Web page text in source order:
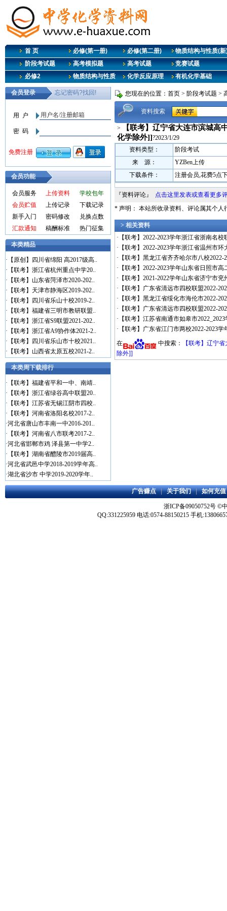
首 页 必修(第一册) 必修(第二册)
物质结构与性质(新
阶段考试题
高考模拟题 高考试题
竞赛试题
必修2
物质结构与性质 化学反应原理 有机化学基础
会员功能
会员服务 上传资料
学校包年
会员贮值
上传记录
下载记录
新手入门
密码修改
兑换点数
汇款通知
稿酬标准 热门征集
本类精品
· 【原创】四川省绵阳 高2017级高..
· 【联考】浙江省杭州重点中学20..
· 【联考】山东省菏泽市2020-202..
· 【联考】天津市静海区2019-202..
· 【联考】四川省乐山十校2019-2..
· 【联考】福建省三明市教研联盟..
· 【联考】浙江省S9联盟2021-202..
· 【联考】浙江省A9协作体2021-2..
· 【联考】四川省乐山市十校2021..
· 【联考】山西省太原五校2021-2..
本类周下载排行
· 【联考】福建省平和一中、南靖..
· 【联考】浙江省绿谷高中联盟20..
· 【联考】江苏省无锡江阴市四校..
· 【联考】河南省洛阳名校2017-2..
·河北省唐山市丰南一中2016-201..
· 【联考】河南省八市联考2017-2..
·河北省邯郸市鸡 泽县第一中学2..
· 【联考】湖南省醴陵市2019届高..
·河北省武邑中学2018-2019学年高..
·湖北省沙市 中学2019-2020学年..
您现在的位置： 首页 > 阶段考试题 >
资料搜索
>
【联考】辽宁省大连市滨城
化学除外]]?2023/1/29
资料类型：
阶段考试
来 源：
YZBen上传
下载条件：
注册会员,花费5点
『资料评论』 点击这里发表或查看更多
* 声明： 本站所收录资料、评论属其个人
> 相关资料
· 【联考】2022-2023学年浙江省浙南名
· 【联考】2022-2023学年浙江省温州市
· 【联考】黑龙江省齐齐哈尔市八校
· 【联考】2022-2023学年山东省日照市
· 【联考】2021-2022学年山东省济宁市
· 【联考】广东省清远市四校联盟2022-
· 【联考】黑龙江省绥化市海伦市2022-
· 【联考】广东省清远市四校联盟2022-
· 【联考】江苏省南通市如皋市
· 【联考】广东省江门市两校2022-2023
在
中搜索：
【联考】辽宁
除外]]
广告赚点|关于我们|如何充值
浙ICP备09050752号 ©
QQ:331225959 电话:0574-88150215 手机